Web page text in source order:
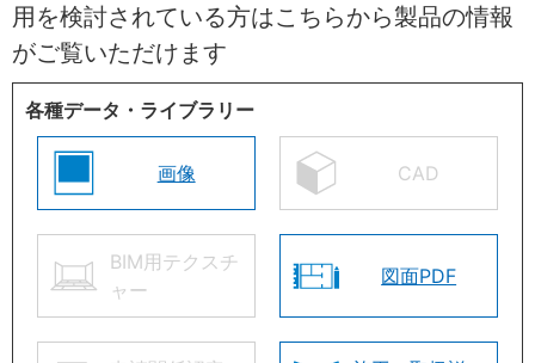
用を検討されている方はこちらから製品の情報
がご覧いただけます
各種データ・ライブラリー
画像 CAD
BIM用テクスチ
ャー
図面PDF